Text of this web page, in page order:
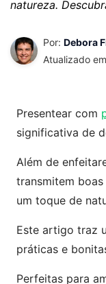
natureza.
Por: Debora
Atualizado
Presentear com
significativa de
Além de
transmitem
um toque de
Este artigo traz
práticas e
Perfeitas para